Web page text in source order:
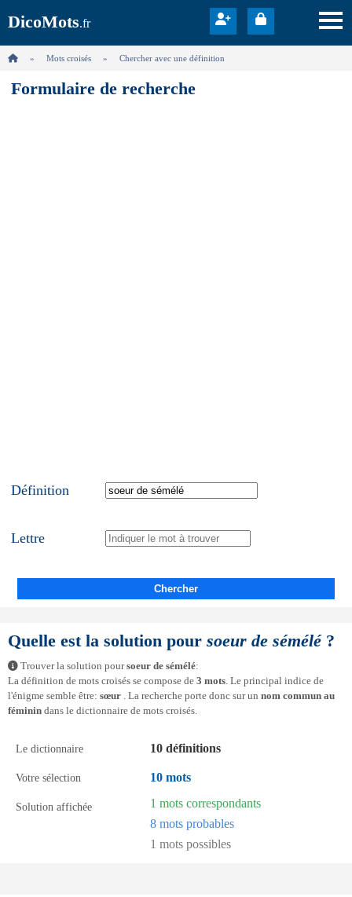
DicoMots.fr
Mots croisés Chercher avec une définition
Formulaire de recherche
Définition
Lettre
Chercher
Quelle est la solution pour soeur de sémélé?
Trouver la solution poursoeur de sémélé:
La définition de mots croisés se compose de 3 mots. Le principal indice de
l'énigme semble être: sœur . La recherche porte donc sur un nom commun au
féminin dans le dictionnaire de mots croisés.
Le dictionnaire 10 définitions
Votre sélection 10 mots
Solution affichée
1 mots correspondants
8 mots probables
1 mots possibles